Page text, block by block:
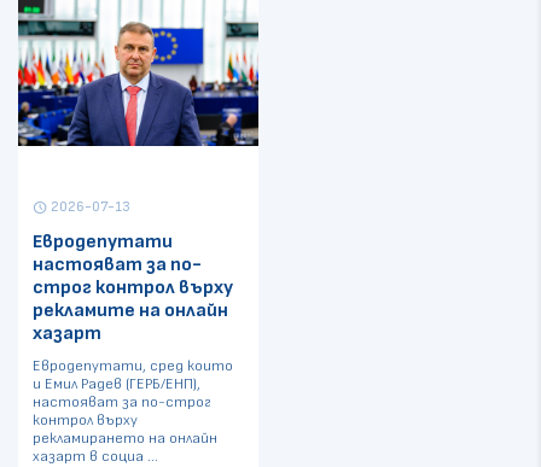
schedule 2026-07-13
Евродепутати
настояват за по-
строг контрол върху
рекламите на онлайн
хазарт
Евродепутати, сред които
и Емил Радев (ГЕРБ/ЕНП),
настояват за по-строг
контрол върху
рекламирането на онлайн
хазарт в социа ...